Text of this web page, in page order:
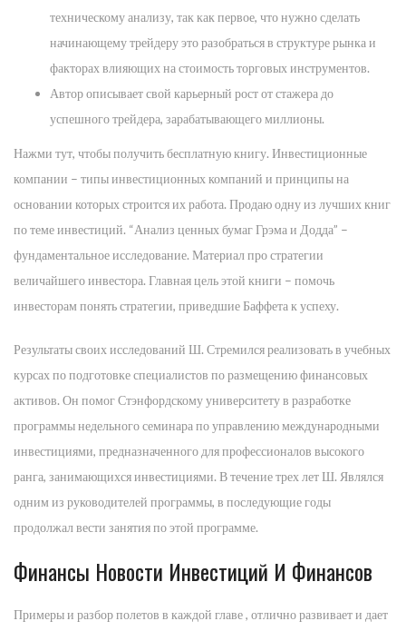
техническому анализу, так как первое, что нужно сделать
начинающему трейдеру это разобраться в структуре рынка и
факторах влияющих на стоимость торговых инструментов.
Автор описывает свой карьерный рост от стажера до
успешного трейдера, зарабатывающего миллионы.
Нажми тут, чтобы получить бесплатную книгу. Инвестиционные
компании – типы инвестиционных компаний и принципы на
основании которых строится их работа. Продаю одну из лучших книг
по теме инвестиций. “Анализ ценных бумаг Грэма и Додда” –
фундаментальное исследование. Материал про стратегии
величайшего инвестора. Главная цель этой книги – помочь
инвесторам понять стратегии, приведшие Баффета к успеху.
Результаты своих исследований Ш. Стремился реализовать в учебных
курсах по подготовке специалистов по размещению финансовых
активов. Он помог Стэнфордскому университету в разработке
программы недельного семинара по управлению международными
инвестициями, предназначенного для профессионалов высокого
ранга, занимающихся инвестициями. В течение трех лет Ш. Являлся
одним из руководителей программы, в последующие годы
продолжал вести занятия по этой программе.
Финансы Новости Инвестиций И Финансов
Примеры и разбор полетов в каждой главе , отлично развивает и дает